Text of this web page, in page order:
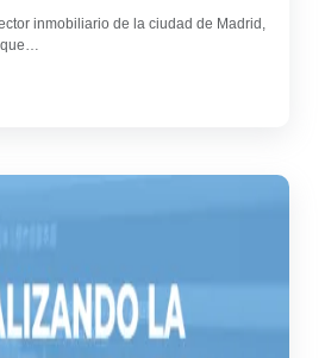
inmobiliario de la ciudad de Madrid,
que…